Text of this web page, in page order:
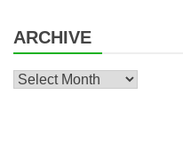
ARCHIVE
Archive